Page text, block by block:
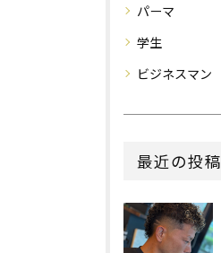
パーマ
学生
ビジネスマン
最近の投稿